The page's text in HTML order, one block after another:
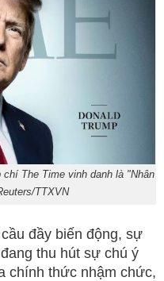
The Time vinh danh là "Nhân
TTXVN
đầy biến động, sự
thu hút sự chú ý
chính thức nhậm chức,